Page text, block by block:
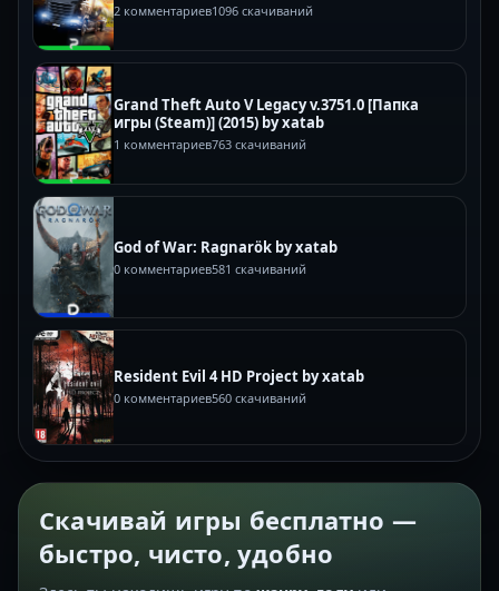
2 комментариев1096 скачиваний
Grand Theft Auto V Legacy v.3751.0 [Папка
игры (Steam)] (2015) by xatab
1 комментариев763 скачиваний
God of War: Ragnarök by xatab
0 комментариев581 скачиваний
Resident Evil 4 HD Project by xatab
0 комментариев560 скачиваний
Скачивай игры бесплатно —
быстро, чисто, удобно